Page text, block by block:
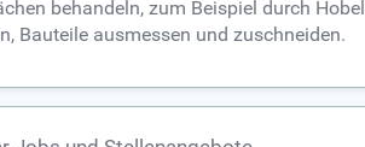
behandeln, zum Beispiel durch
Bauteile ausmessen und zuschneiden.